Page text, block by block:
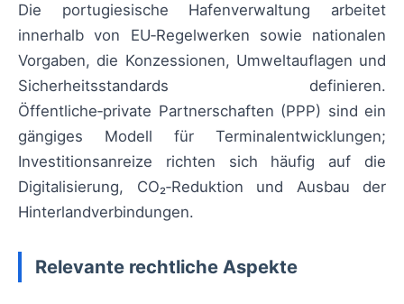
Die portugiesische Hafenverwaltung arbeitet
innerhalb von EU‑Regelwerken sowie nationalen
Vorgaben, die Konzessionen, Umweltauflagen und
Sicherheitsstandards definieren.
Öffentliche‑private Partnerschaften (PPP) sind ein
gängiges Modell für Terminalentwicklungen;
Investitionsanreize richten sich häufig auf die
Digitalisierung, CO₂‑Reduktion und Ausbau der
Hinterlandverbindungen.
Relevante rechtliche Aspekte